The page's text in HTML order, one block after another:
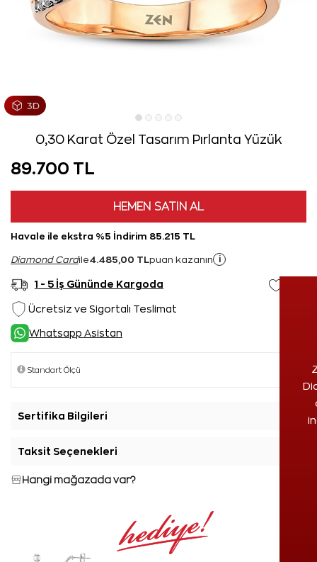
0,30 Karat Özel Tasarım Pırlanta Yüzük
89.700 TL
HEMEN SATIN AL
Havale ile ekstra %5 İndirim 85.215 TL
Diamond Cardile4.485,00 TL puan kazanın i
1 - 5 İş Gününde Kargoda
Ücretsiz ve Sigortalı Teslimat
Whatsapp Asistan
Sertifika Bilgileri
Taksit Seçenekleri
Hangi mağazada var?